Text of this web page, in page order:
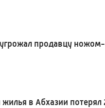
продавцу ножом-
в Абхазии потерял